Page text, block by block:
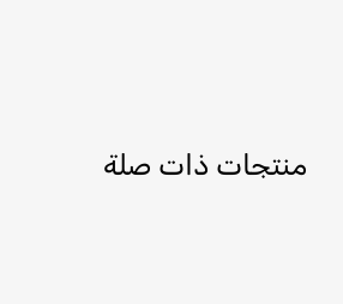
منتجات ذات صلة